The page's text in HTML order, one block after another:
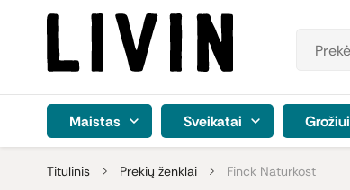
Maistas Sveikatai Grožiui
Titulinis Prekių ženklai Finck Naturkost